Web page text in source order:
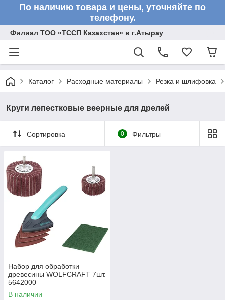
По наличию товара и цены, уточняйте по
телефону.
Филиал ТОО «ТССП Казахстан» в г.Атырау
Каталог Расходные материалы Резка и шлифовка
Круги лепестковые веерные для дрелей
Сортировка 0 Фильтры
Набор для обработки
древесины WOLFCRAFT 7шт.
5642000
В наличии